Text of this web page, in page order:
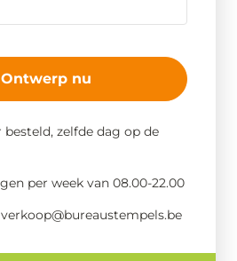
Ontwerp nu
besteld, zelfde dag op de
per week van 08.00-22.00